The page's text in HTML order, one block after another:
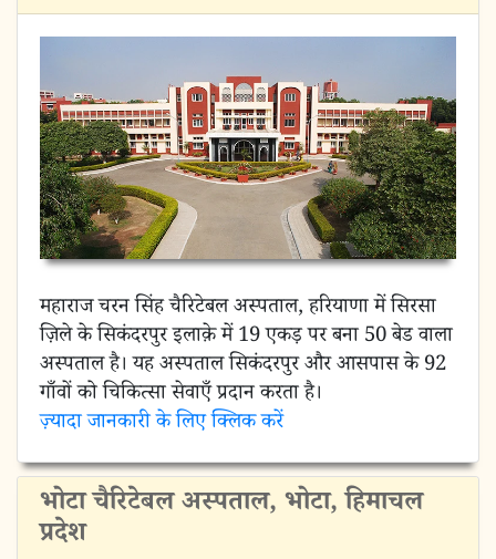
महाराज चरन सिंह चैरिटेबल अस्पताल, हरियाणा में सिरसा
ज़िले के सिकंदरपुर इलाक़े में 19 एकड़ पर बना 50 बेड वाला
अस्पताल है। यह अस्पताल सिकंदरपुर और आसपास के 92
गाँवों को चिकित्सा सेवाएँ प्रदान करता है।
ज़्यादा जानकारी के लिए क्लिक करें
भोटा चैरिटेबल अस्पताल, भोटा, हिमाचल
प्रदेश